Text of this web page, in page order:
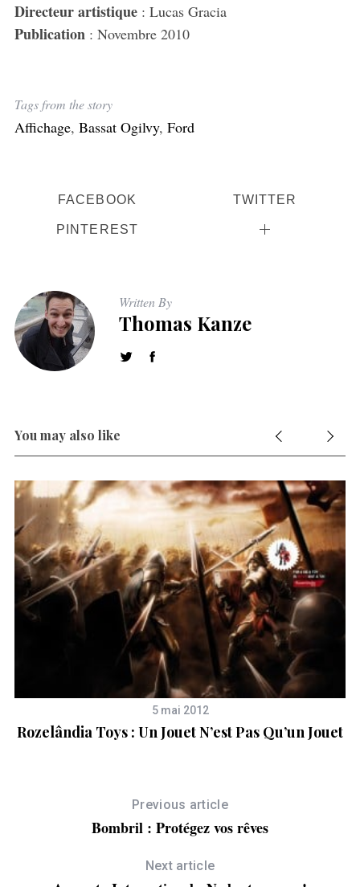
Directeur artistique: Lucas Gracia
Publication: Novembre 2010
Tags from the story
Affichage, Bassat Ogilvy, Ford
FACEBOOK TWITTER
PINTEREST
Written By
Thomas Kanze
You may also like
5 mai 2012
Rozelândia Toys : Un Jouet N’est Pas Qu’un Jouet
Previous article
Bombril : Protégez vos rêves
Next article